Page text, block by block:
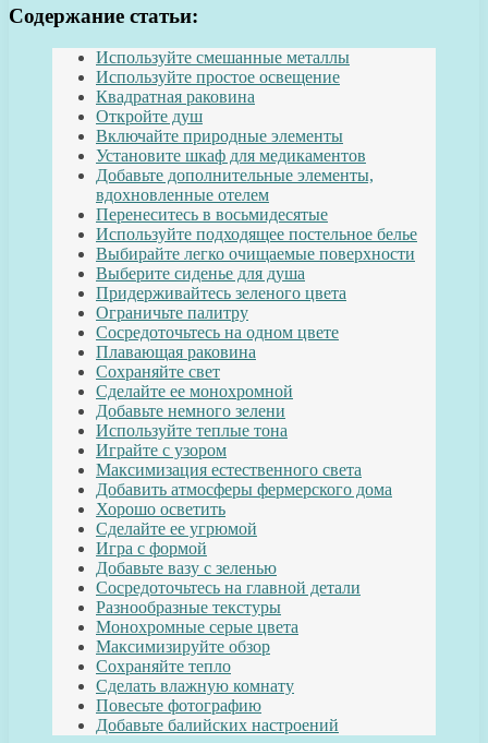
Содержание статьи:
Используйте смешанные металлы
Используйте простое освещение
Квадратная раковина
Откройте душ
Включайте природные элементы
Установите шкаф для медикаментов
Добавьте дополнительные элементы,
вдохновленные отелем
Перенеситесь в восьмидесятые
Используйте подходящее постельное белье
Выбирайте легко очищаемые поверхности
Выберите сиденье для душа
Придерживайтесь зеленого цвета
Ограничьте палитру
Сосредоточьтесь на одном цвете
Плавающая раковина
Сохраняйте свет
Сделайте ее монохромной
Добавьте немного зелени
Используйте теплые тона
Играйте с узором
Максимизация естественного света
Добавить атмосферы фермерского дома
Хорошо осветить
Сделайте ее угрюмой
Игра с формой
Добавьте вазу с зеленью
Сосредоточьтесь на главной детали
Разнообразные текстуры
Монохромные серые цвета
Максимизируйте обзор
Сохраняйте тепло
Сделать влажную комнату
Повесьте фотографию
Добавьте балийских настроений